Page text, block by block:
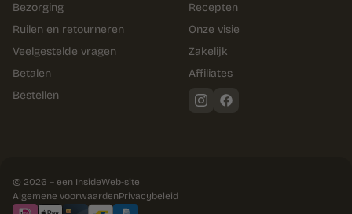
Bezorging
Ruilen en retourneren
Veelgestelde vragen
Betalen
Bestellen
Recepten
Onze visie
Zakelijk
Affiliates
© 2026 – een InsideWeb-site
Algemene voorwaardenPrivacybeleid